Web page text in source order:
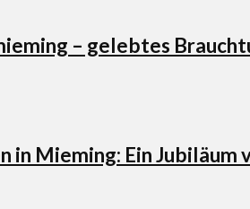
– gelebtes
in Mieming: Ein